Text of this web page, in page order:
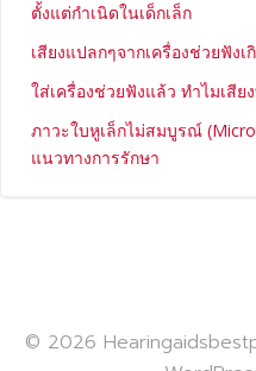
ตั้งแต่กำเนิดในเด็กเล็ก
เสียงแปลกๆจากเครื่องช่วยฟังเ
ใส่เครื่องช่วยฟังแล้ว ทำไมเสี
ภาวะใบหูเล็กไม่สมบูรณ์
แนวทางการรักษา
© 2026